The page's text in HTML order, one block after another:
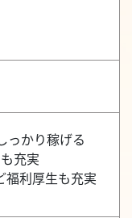
っかり稼げる
充実
福利厚生も充実